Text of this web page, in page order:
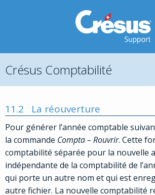
Crésus Comptabilité
11.2 La réouverture
Pour générer l’année comptable
la commande Compta – Rouvrir. Cette
comptabilité séparée pour la nouvelle
indépendante de la comptabilité de
qui porte un autre nom et qui est
autre fichier. La nouvelle comptabilité